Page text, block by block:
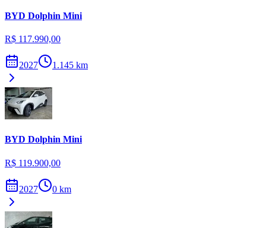
BYD Dolphin Mini
R$ 117.990,00
2027 1.145 km
BYD Dolphin Mini
R$ 119.900,00
2027 0 km